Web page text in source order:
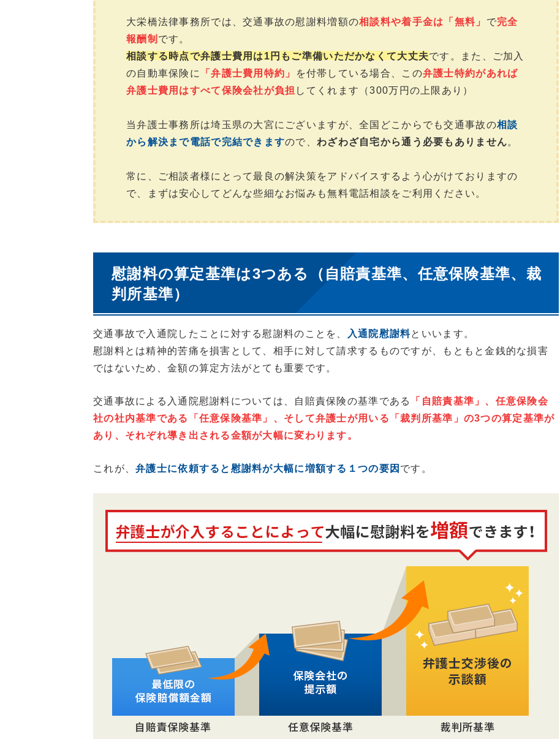
大栄橋法律事務所では、交通事故の慰謝料増額の相談料や着手金は「無料」 で完全
報酬制 です。
相談する時点で弁護士費用は1円もご準備いただかなくて大丈夫です。また、ご加入
の自動車保険に
「弁護士費用特約」 を付帯している場合、この弁護士特約があれば
弁護士費用はすべて保険会社が負担 してくれます（300万円の上限あり）
当弁護士事務所は埼玉県の大宮にございますが、全国どこからでも交通事故の相談
から解決まで電話で完結できますので、 わざわざ自宅から通う必要もありません。
常に、ご相談者様にとって最良の解決策をアドバイスするよう心がけておりますの
で、まずは安心してどんな些細なお悩みも無料電話相談をご利用ください。
慰謝料の算定基準は3つある（自賠責基準、任意保険基準、裁
判所基準）
交通事故で入通院したことに対する慰謝料のことを、 入通院慰謝料といいます。
慰謝料とは精神的苦痛を損害として、相手に対して請求するものですが、もともと金銭的な損害
ではないため、金額の算定方法がとても重要です。
交通事故による入通院慰謝料については、自賠責保険の基準である
「自賠責基準」、任意保険会
社の社内基準である
「任意保険基準」 、そして弁護士が用いる 「裁判所基準」 の3つの算定基準が
あり、それぞれ導き出される金額が大幅に変わります。
これが、弁護士に依頼すると慰謝料が大幅に増額する１つの要因 です。